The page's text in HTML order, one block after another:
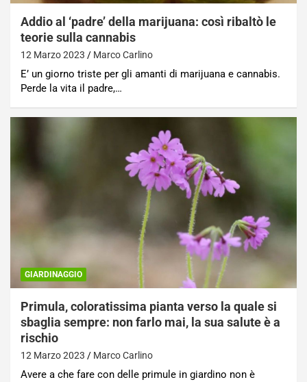
Addio al ‘padre’ della marijuana: così ribaltò le
teorie sulla cannabis
12 Marzo 2023 Marco Carlino
E’ un giorno triste per gli amanti di marijuana e cannabis.
Perde la vita il padre,…
GIARDINAGGIO
Primula, coloratissima pianta verso la quale si
sbaglia sempre: non farlo mai, la sua salute è a
rischio
12 Marzo 2023 Marco Carlino
Avere a che fare con delle primule in giardino non è